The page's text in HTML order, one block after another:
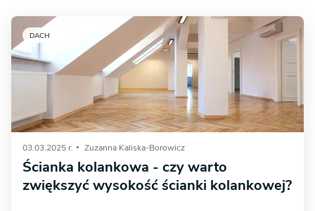
DACH
03.03.2025 r. Zuzanna Kaliska-Borowicz
Ścianka kolankowa - czy warto
zwiększyć wysokość ścianki kolankowej?